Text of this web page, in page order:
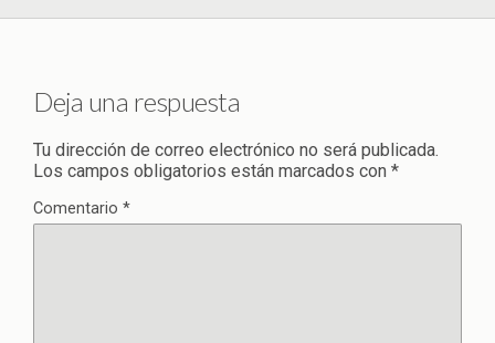
Deja una respuesta
Tu dirección de correo electrónico no será publicada.
Los campos obligatorios están marcados con *
Comentario *